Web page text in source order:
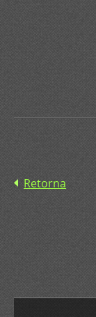
Retorna